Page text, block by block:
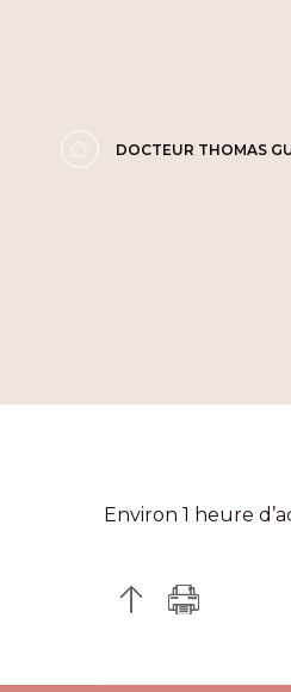
DOCTEUR THOMAS
Environ 1 heure